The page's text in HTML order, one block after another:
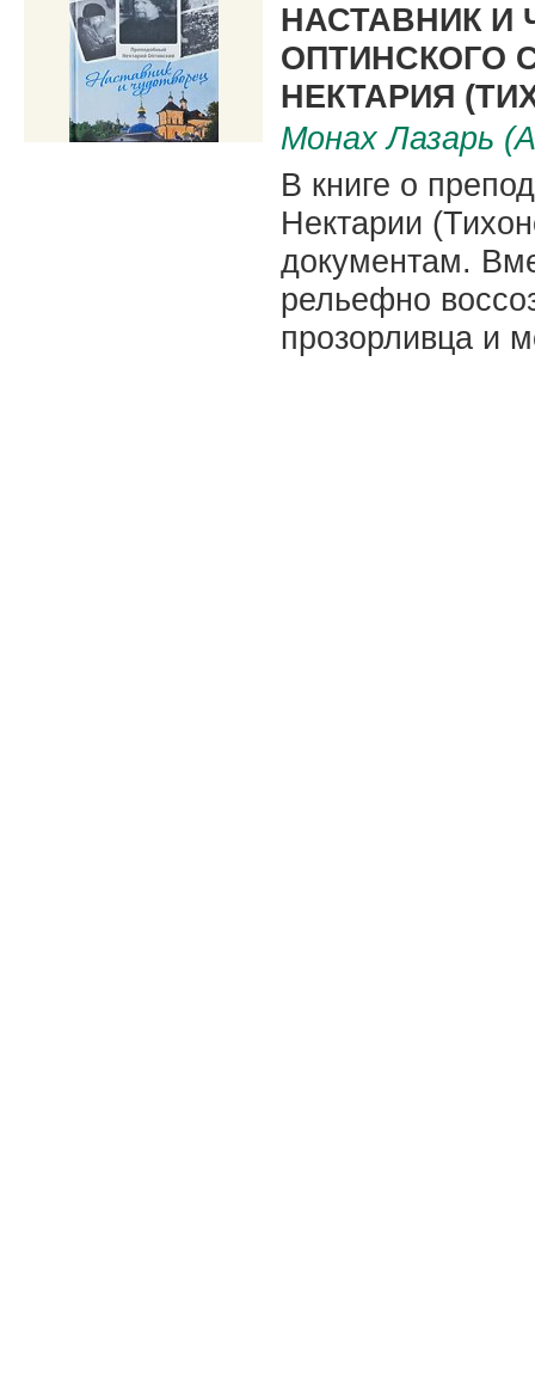
НАСТАВНИК И
ОПТИНСКОГО
НЕКТАРИЯ
Монах Лазарь
В книге о
Нектарии
документам.
рельефно
прозорливца и